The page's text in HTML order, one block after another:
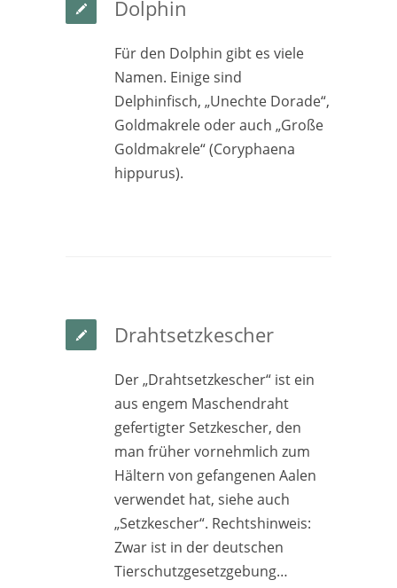
Dolphin
Für den Dolphin gibt es viele
Namen. Einige sind
Delphinfisch, „Unechte Dorade“,
Goldmakrele oder auch „Große
Goldmakrele“ (Coryphaena
hippurus).
Drahtsetzkescher
Der „Drahtsetzkescher“ ist ein
aus engem Maschendraht
gefertigter Setzkescher, den
man früher vornehmlich zum
Hältern von gefangenen Aalen
verwendet hat, siehe auch
„Setzkescher“. Rechtshinweis:
Zwar ist in der deutschen
Tierschutzgesetzgebung…